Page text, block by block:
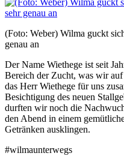
(Foto: Weber) Wilma guckt
genau an
Der Name Wiethege ist seit
Bereich der Zucht, was wir
das Herr Wiethege für uns
Besichtigung des neuen
durften wir noch die
den Abend in einem
Getränken ausklingen.
#wilmaunterwegs